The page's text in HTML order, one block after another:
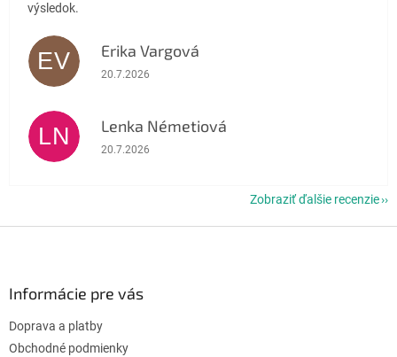
výsledok.
EV Erika Vargová
Hodnotenie obchodu je 5 z 5 hviezdičiek.
20.7.2026
LN Lenka Németiová
Hodnotenie obchodu je 5 z 5 hviezdičiek.
20.7.2026
Zobraziť ďalšie recenzie
Informácie pre vás
Doprava a platby
Obchodné podmienky